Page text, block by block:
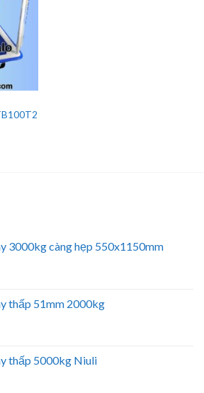
3000kg càng hẹp 550x1150mm
thấp 51mm 2000kg
thấp 5000kg Niuli